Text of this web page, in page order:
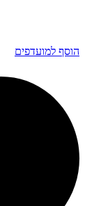
הוסף למועדפים